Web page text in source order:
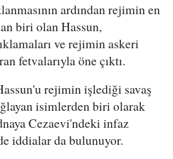
ardından rejimin en
biri olan Hassun,
ve rejimin askeri
fetvalarıyla öne çıktı.
rejimin işlediği savaş
isimlerden biri olarak
Cezaevi'ndeki infaz
iddialar da bulunuyor.